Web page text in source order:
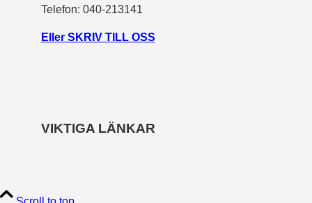
Telefon: 040-213141
Eller SKRIV TILL OSS
VIKTIGA LÄNKAR